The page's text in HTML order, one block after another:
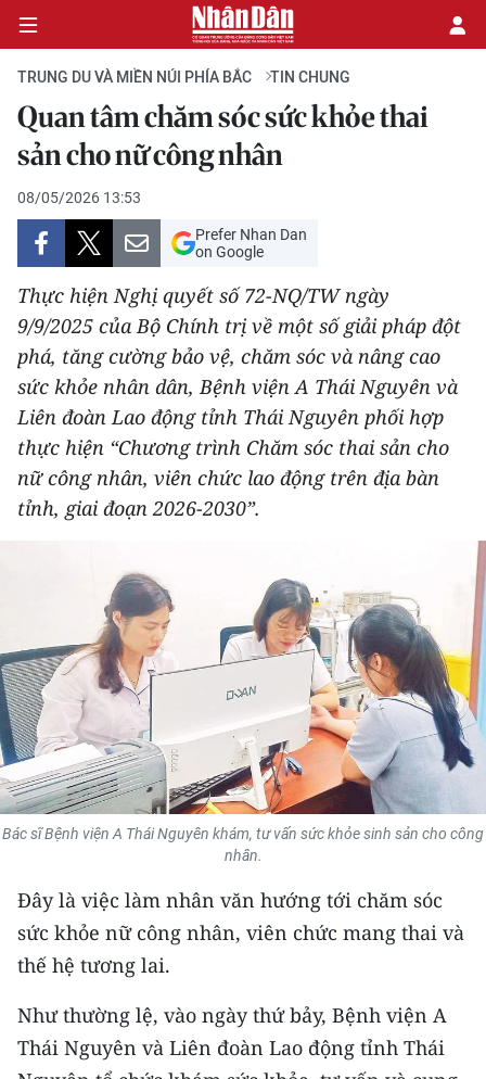
CHÍNH TRỊ
KINH TẾ
VĂN HÓA
XÃ HỘI
PHÁP LUẬT
DU LỊCH
THẾ GIỚI
THỂ THAO
KHOA HỌC - CÔNG NGHỆ
MÔI TRƯỜNG
BẠN ĐỌC
KIỂM CHỨNG THÔNG TIN
54 DÂN TỘC VIỆT NAM
CHƯƠNG TRÌNH OCOP - MỖI XÃ
MỘT SẢN PHẨM
TRUNG DU VÀ MIỀN NÚI PHÍA BẮC TIN CHUNG
Quan tâm chăm sóc sức khỏe thai
sản cho nữ công nhân
08/05/2026 13:53
Prefer Nhan Dan
on Google
Thực hiện Nghị quyết số 72-NQ/TW ngày
9/9/2025 của Bộ Chính trị về một số giải pháp đột
phá, tăng cường bảo vệ, chăm sóc và nâng cao
sức khỏe nhân dân, Bệnh viện A Thái Nguyên và
Liên đoàn Lao động tỉnh Thái Nguyên phối hợp
thực hiện “Chương trình Chăm sóc thai sản cho
nữ công nhân, viên chức lao động trên địa bàn
tỉnh, giai đoạn 2026-2030”.
Bác sĩ Bệnh viện A Thái Nguyên khám, tư vấn sức khỏe sinh sản cho công
nhân.
Đây là việc làm nhân văn hướng tới chăm sóc
sức khỏe nữ công nhân, viên chức mang thai và
thế hệ tương lai.
Như thường lệ, vào ngày thứ bảy, Bệnh viện A
Thái Nguyên và Liên đoàn Lao động tỉnh Thái